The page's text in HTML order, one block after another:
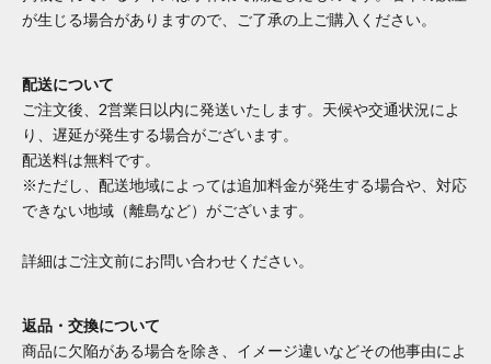
が生じる場合がありますので、ご了承の上ご購入ください。
配送について
ご注文後、2営業日以内に発送いたします。天候や交通状況によ
り、遅延が発生する場合がございます。
配送料は無料です。
※ただし、配送地域によっては追加料金が発生する場合や、対応
できない地域（離島など）がございます。
詳細はご注文前にお問い合わせください。
返品・交換について
商品に欠陥がある場合を除き、イメージ違いなどその他事由によ